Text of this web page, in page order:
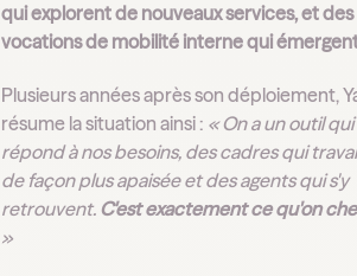
qui explorent de nouveaux services, et des
vocations de mobilité interne qui
Plusieurs années après son déploiement,
résume la situation ainsi : « On a un outil qui
répond à nos besoins, des cadres qui
de façon plus apaisée et des agents qui s'y
retrouvent. C'est exactement ce qu'on
»